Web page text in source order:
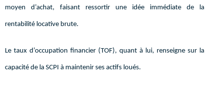
moyen d’achat, faisant ressortir une idée immédiate de la
rentabilité locative brute.
Le taux d’occupation financier (TOF), quant à lui, renseigne sur la
capacité de la SCPI à maintenir ses actifs loués.